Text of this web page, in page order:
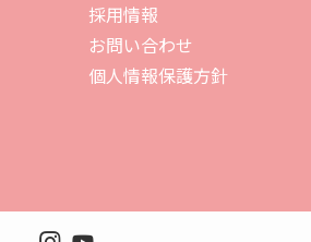
採用情報
お問い合わせ
個人情報保護方針